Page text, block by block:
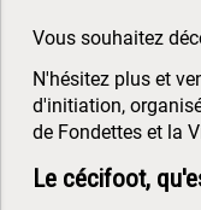
Vous souhaitez
N'hésitez plus et
d'initiation,
de Fondettes et la
Le cécifoot,